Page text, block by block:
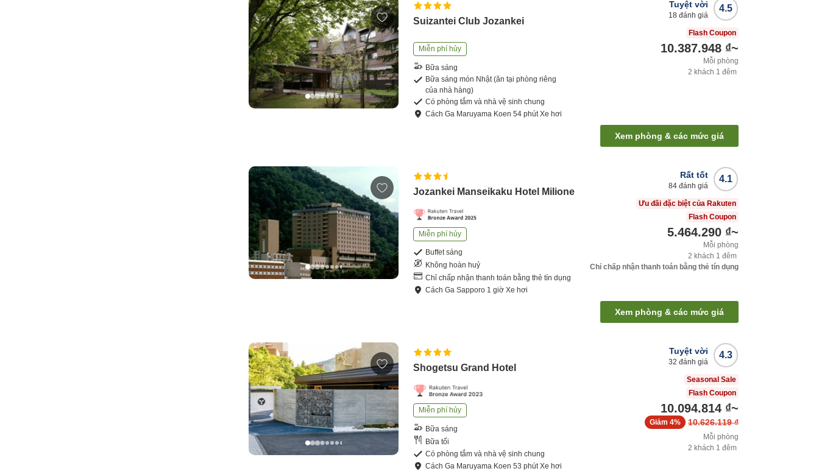
Suizantei Club Jozankei
Miễn phí hủy
Bữa sáng
Bữa sáng món Nhật (ăn tại phòng riêng
của nhà hàng)
Có phòng tắm và nhà vệ sinh chung
CáchGa Maruyama Koen54 phútXe hơi
4.5
Tuyệt vời
18 đánh giá
Flash Coupon
10.387.948 ₫~
Mỗi phòng
2 khách 1 đêm
Xem phòng & các mức giá
Jozankei Manseikaku Hotel Milione
Miễn phí hủy
Buffet sáng
Không hoàn huỷ
Chỉ chấp nhận thanh toán bằng thẻ tín dụng
CáchGa Sapporo 1 giờXe hơi
4.1
Rất tốt
84 đánh giá
Ưu đãi đặc biệt của Rakuten
Flash Coupon
5.464.290 ₫~
Mỗi phòng
2 khách 1 đêm
Chỉ chấp nhận thanh toán bằng thẻ tín dụng
Xem phòng & các mức giá
Shogetsu Grand Hotel
Miễn phí hủy
Bữa sáng
Bữa tối
Có phòng tắm và nhà vệ sinh chung
CáchGa Maruyama Koen53 phútXe hơi
4.3
Tuyệt vời
32 đánh giá
Seasonal Sale
Flash Coupon
10.094.814 ₫~
10.626.119 ₫
Giảm 4%
Mỗi phòng
2 khách 1 đêm